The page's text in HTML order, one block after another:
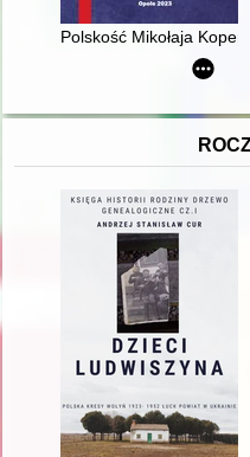
Polskość Mikołaja